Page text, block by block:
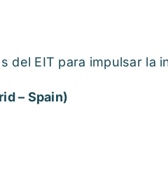
EIT para impulsar la
– Spain)